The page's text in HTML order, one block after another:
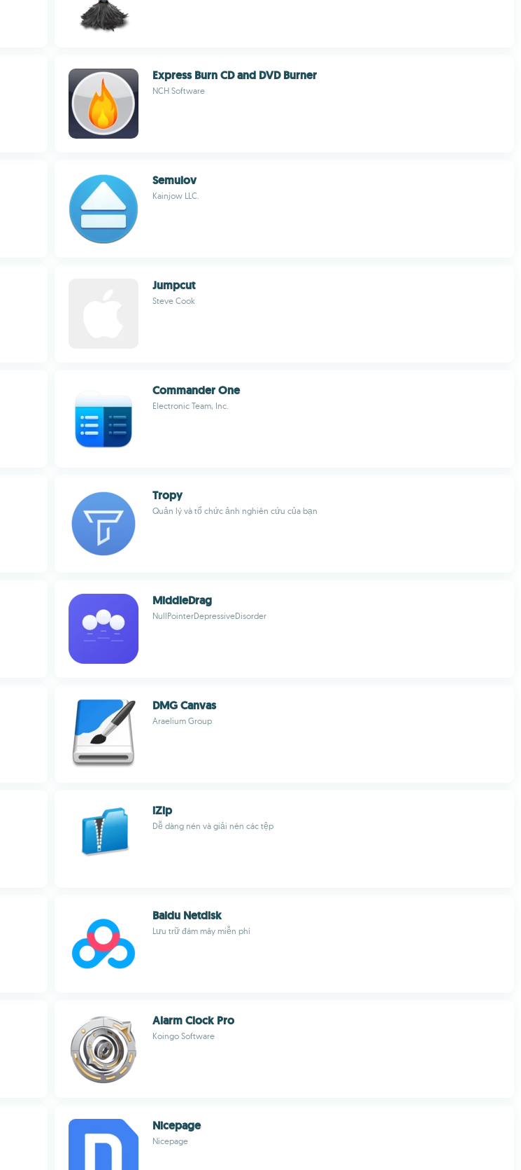
Express Burn CD and DVD Burner
NCH Software
Semulov
Kainjow LLC.
Jumpcut
Steve Cook
Commander One
Electronic Team, Inc.
Tropy
Quản lý và tổ chức ảnh nghiên cứu của bạn
MiddleDrag
NullPointerDepressiveDisorder
DMG Canvas
Araelium Group
iZip
Dễ dàng nén và giải nén các tệp
Baidu Netdisk
Lưu trữ đám mây miễn phí
Alarm Clock Pro
Koingo Software
Nicepage
Nicepage